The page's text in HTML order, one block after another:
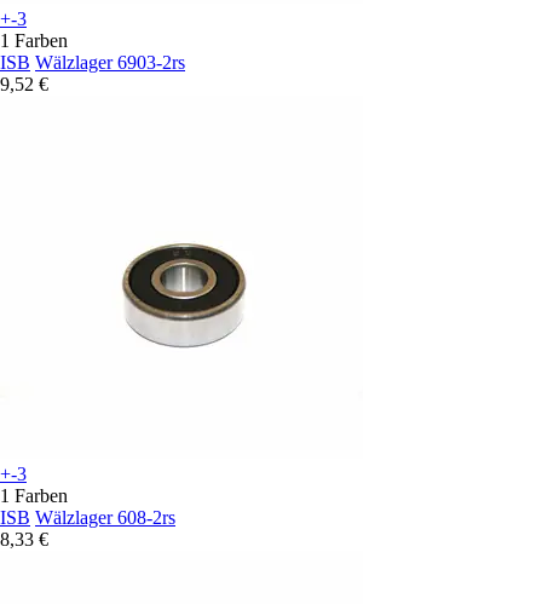
+-3
1 Farben
ISB Wälzlager 6903-2rs
9,52 €
+-3
1 Farben
ISB Wälzlager 608-2rs
8,33 €